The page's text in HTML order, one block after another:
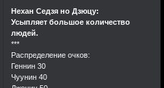
Нехан Седзя но Дзюцу:
Усыпляет большое количество
людей.
***
Распределение очков:
Геннин 30
Чуунин 40